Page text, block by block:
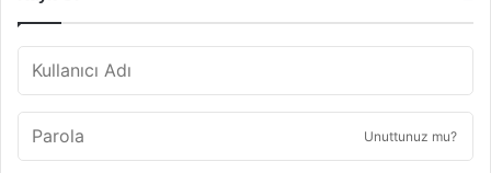
Unuttunuz mu?